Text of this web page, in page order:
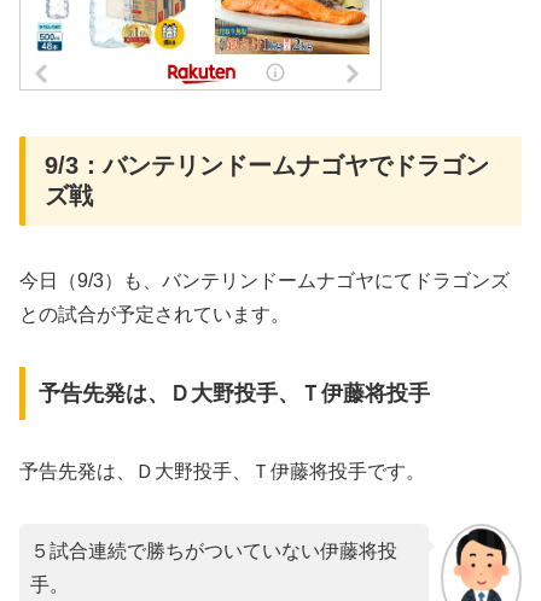
9/3：バンテリンドームナゴヤでドラゴン
ズ戦
今日（9/3）も、バンテリンドームナゴヤにてドラゴンズ
との試合が予定されています。
予告先発は、Ｄ大野投手、Ｔ伊藤将投手
予告先発は、Ｄ大野投手、Ｔ伊藤将投手です。
５試合連続で勝ちがついていない伊藤将投
手。